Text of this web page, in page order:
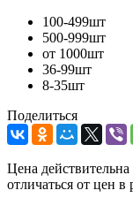
100-499шт
500-999шт
от 1000шт
36-99шт
8-35шт
Поделиться
Цена
отличаться от цен